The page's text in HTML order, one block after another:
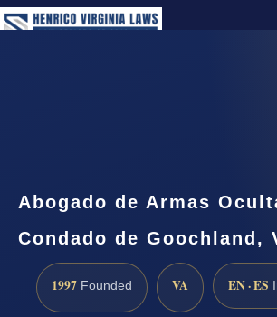
Abogado de Armas
Condado de Goochland,
1997 Founded VA EN · ES